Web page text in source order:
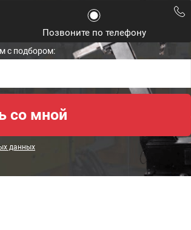
Позвоните по телефону
с подбором:
данных